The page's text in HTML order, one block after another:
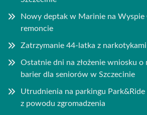
Nowy deptak w Marinie na Wyspie
remoncie
Zatrzymanie 44-latka z
Ostatnie dni na złożenie wniosku o
barier dla seniorów w Szczecinie
Utrudnienia na parkingu
z powodu zgromadzenia